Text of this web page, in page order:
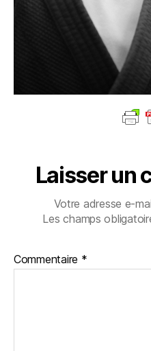
Laisser un
Votre adresse e-
Les champs
Commentaire *